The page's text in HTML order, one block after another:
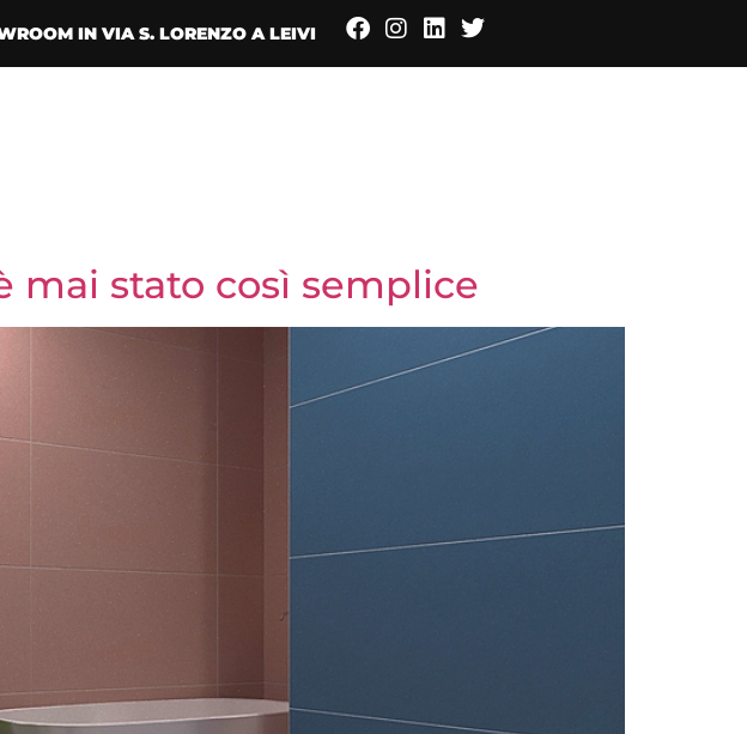
IN VIA S. LORENZO A LEIVI
mai stato così semplice